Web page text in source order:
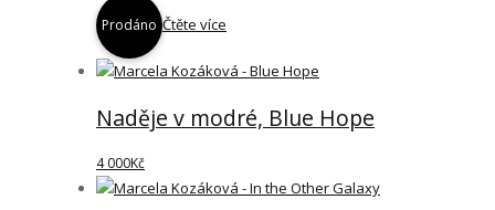
Prodáno Čtěte více
Naděje v modré, Blue Hope
4 000Kč